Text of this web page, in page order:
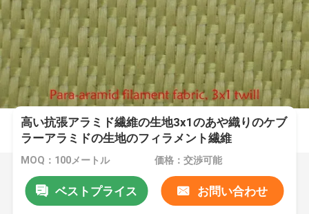
高い抗張アラミド繊維の生地3x1のあや織りのケブ
ラーアラミドの生地のフィラメント繊維
MOQ：100メートル 価格：交渉可能
ベストプライス お問い合わせ